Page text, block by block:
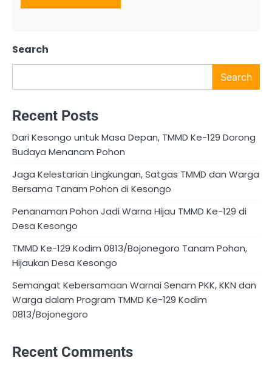
Search
Search
Recent Posts
Dari Kesongo untuk Masa Depan, TMMD Ke-129 Dorong
Budaya Menanam Pohon
Jaga Kelestarian Lingkungan, Satgas TMMD dan Warga
Bersama Tanam Pohon di Kesongo
Penanaman Pohon Jadi Warna Hijau TMMD Ke-129 di
Desa Kesongo
TMMD Ke-129 Kodim 0813/Bojonegoro Tanam Pohon,
Hijaukan Desa Kesongo
Semangat Kebersamaan Warnai Senam PKK, KKN dan
Warga dalam Program TMMD Ke-129 Kodim
0813/Bojonegoro
Recent Comments